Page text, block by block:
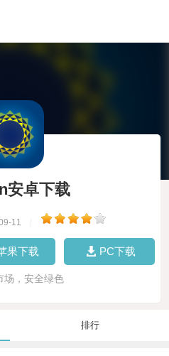
安卓下载
11
果下载 PC下载
场，安全绿色
排行